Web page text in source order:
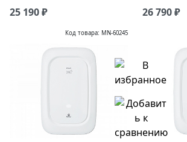
25 190 ₽ 26 790 ₽
Код товара: MN-60245